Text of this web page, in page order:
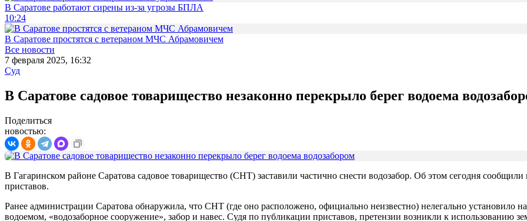
В Саратове работают сирены из-за угрозы БПЛА
10:24
В Саратове простятся с ветераном МЧС Абрамовичем
Все новости
7 февраля 2025, 16:32
Суд
В Саратове садовое товарищество незаконно перекрыло берег водоема
Поделиться
новостью:
В Гагаринском районе Саратова садовое товарищество (СНТ) заставили частично снести водозабор. Об этом сегодня
приставов.
Ранее администрации Саратова обнаружила, что СНТ (где оно расположено, официально неизвестно) нелегально установило
водоемом, «водозаборное сооружение», забор и навес. Судя по публикации приставов, претензии возникли к использованию